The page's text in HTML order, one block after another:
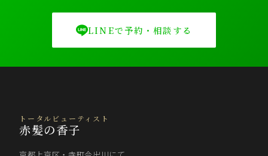
LINEで予約・相談する
トータルビューティスト
赤髪の香子